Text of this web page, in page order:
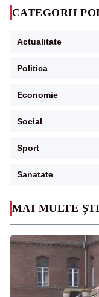
MAI MULTE
CATEGORII
Actualitate
Politica
Economie
Social
Sport
Sanatate